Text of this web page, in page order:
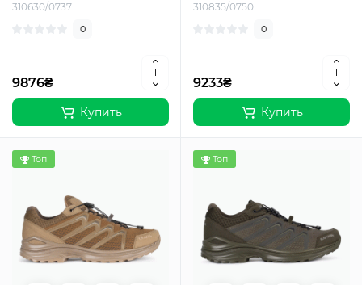
310630/0737
0
9876₴
Купить
310835/0750
0
9233₴
Купить
Топ Топ